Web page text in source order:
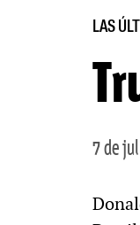
LAS
7 de